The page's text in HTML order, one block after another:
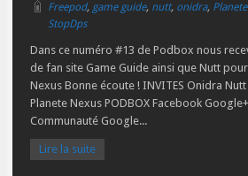
Freepod, game guide, nutt, onidra,
StopDps
Dans ce numéro #13 de Podbox nous
de fan site Game Guide ainsi que Nutt
Nexus Bonne écoute ! INVITES Onidra
Planete Nexus PODBOX Facebook
Communauté Google...
Lire la suite